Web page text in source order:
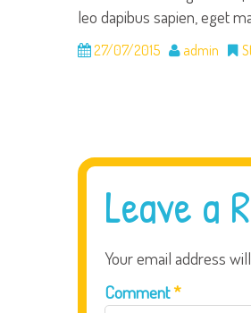
leo dapibus sapien, eget
27/07/2015 admin
Leave a
Your email address
Comment*